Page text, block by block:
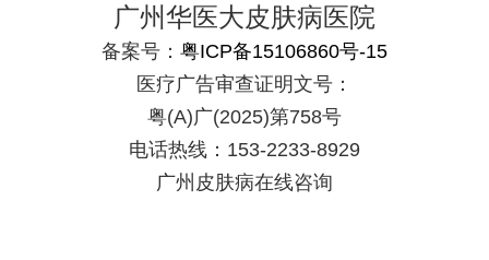
广州华医大皮肤病医院
备案号： 粤ICP备15106860号-15
医疗广告审查证明文号：
粤(A)广(2025)第758号
电话热线：153-2233-8929
广州皮肤病在线咨询